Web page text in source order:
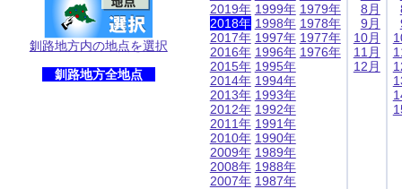
釧路地方内の地点を選択
釧路地方全地点
2019年
2018年
2017年
2016年
2015年
2014年
2013年
2012年
2011年
2010年
2009年
2008年
2007年
1999年
1998年
1997年
1996年
1995年
1994年
1993年
1992年
1991年
1990年
1989年
1988年
1987年
1979年
1978年
1977年
1976年
8月
9月
10月
11月
12月